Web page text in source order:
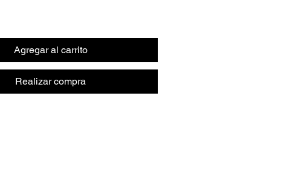
Agregar al carrito
Realizar compra